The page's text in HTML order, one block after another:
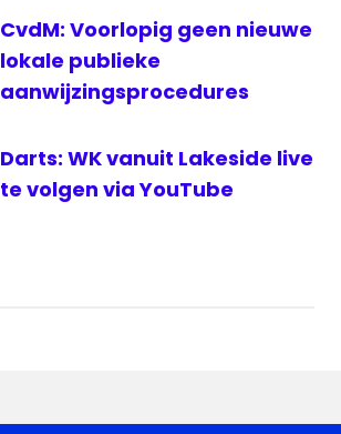
CvdM: Voorlopig geen nieuwe
lokale publieke
aanwijzingsprocedures
Darts: WK vanuit Lakeside live
te volgen via YouTube